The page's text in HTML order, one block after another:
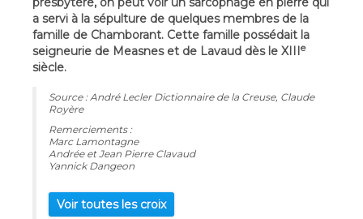
a servi à la sépulture de quelques membres de la
famille de Chamborant. Cette famille possédait la
seigneurie de Measnes et de Lavaud dès le XIIIe
siècle.
Source : André Lecler Dictionnaire de la Creuse, Claude
Royère
Remerciements :
Marc Lamontagne
Andrée et Jean Pierre Clavaud
Yannick Dangeon
Voir toutes les croix